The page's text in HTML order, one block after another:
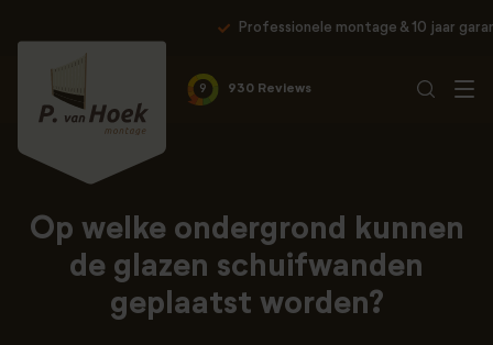
Professionele montage & 10 jaar garantie
9 930 Reviews
Op welke ondergrond kunnen
de glazen schuifwanden
geplaatst worden?